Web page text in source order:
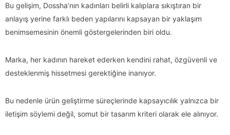
Bu gelişim, Dossha’nın kadınları belirli kalıplara sıkıştıran bir
anlayış yerine farklı beden yapılarını kapsayan bir yaklaşım
benimsemesinin önemli göstergelerinden biri oldu.
Marka, her kadının hareket ederken kendini rahat, özgüvenli ve
desteklenmiş hissetmesi gerektiğine inanıyor.
Bu nedenle ürün geliştirme süreçlerinde kapsayıcılık yalnızca bir
iletişim söylemi değil, somut bir tasarım kriteri olarak ele alınıyor.